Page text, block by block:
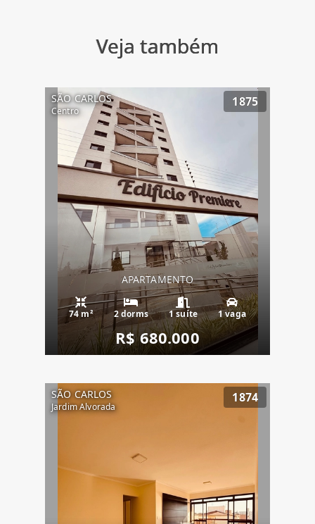
Veja também
SÃO CARLOS
Centro
1875
APARTAMENTO
74 m² 2 dorms 1 suíte 1 vaga
R$ 680.000
SÃO CARLOS
Jardim Alvorada
1874